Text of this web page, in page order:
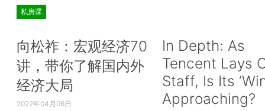
私房课
向松祚：宏观经济70
讲，带你了解国内外
经济大局
2022年04月06日
In Depth: As
Tencent Lays
Staff, Is Its
Approaching?